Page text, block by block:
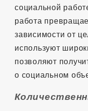
социальной
работа
зависимости от
используют
позволяют
о социальном